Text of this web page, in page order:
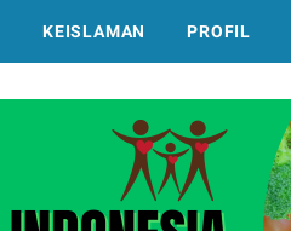
KEISLAMAN PROFIL